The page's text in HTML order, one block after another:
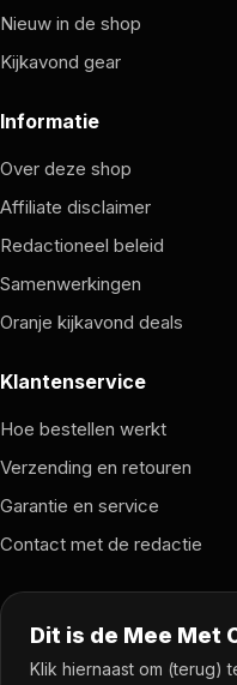
Nieuw in de shop
Kijkavond gear
Informatie
Over deze shop
Affiliate disclaimer
Redactioneel beleid
Samenwerkingen
Oranje kijkavond deals
Klantenservice
Hoe bestellen werkt
Verzending en retouren
Garantie en service
Contact met de redactie
Dit is de Mee Met
Klik hiernaast om (terug)